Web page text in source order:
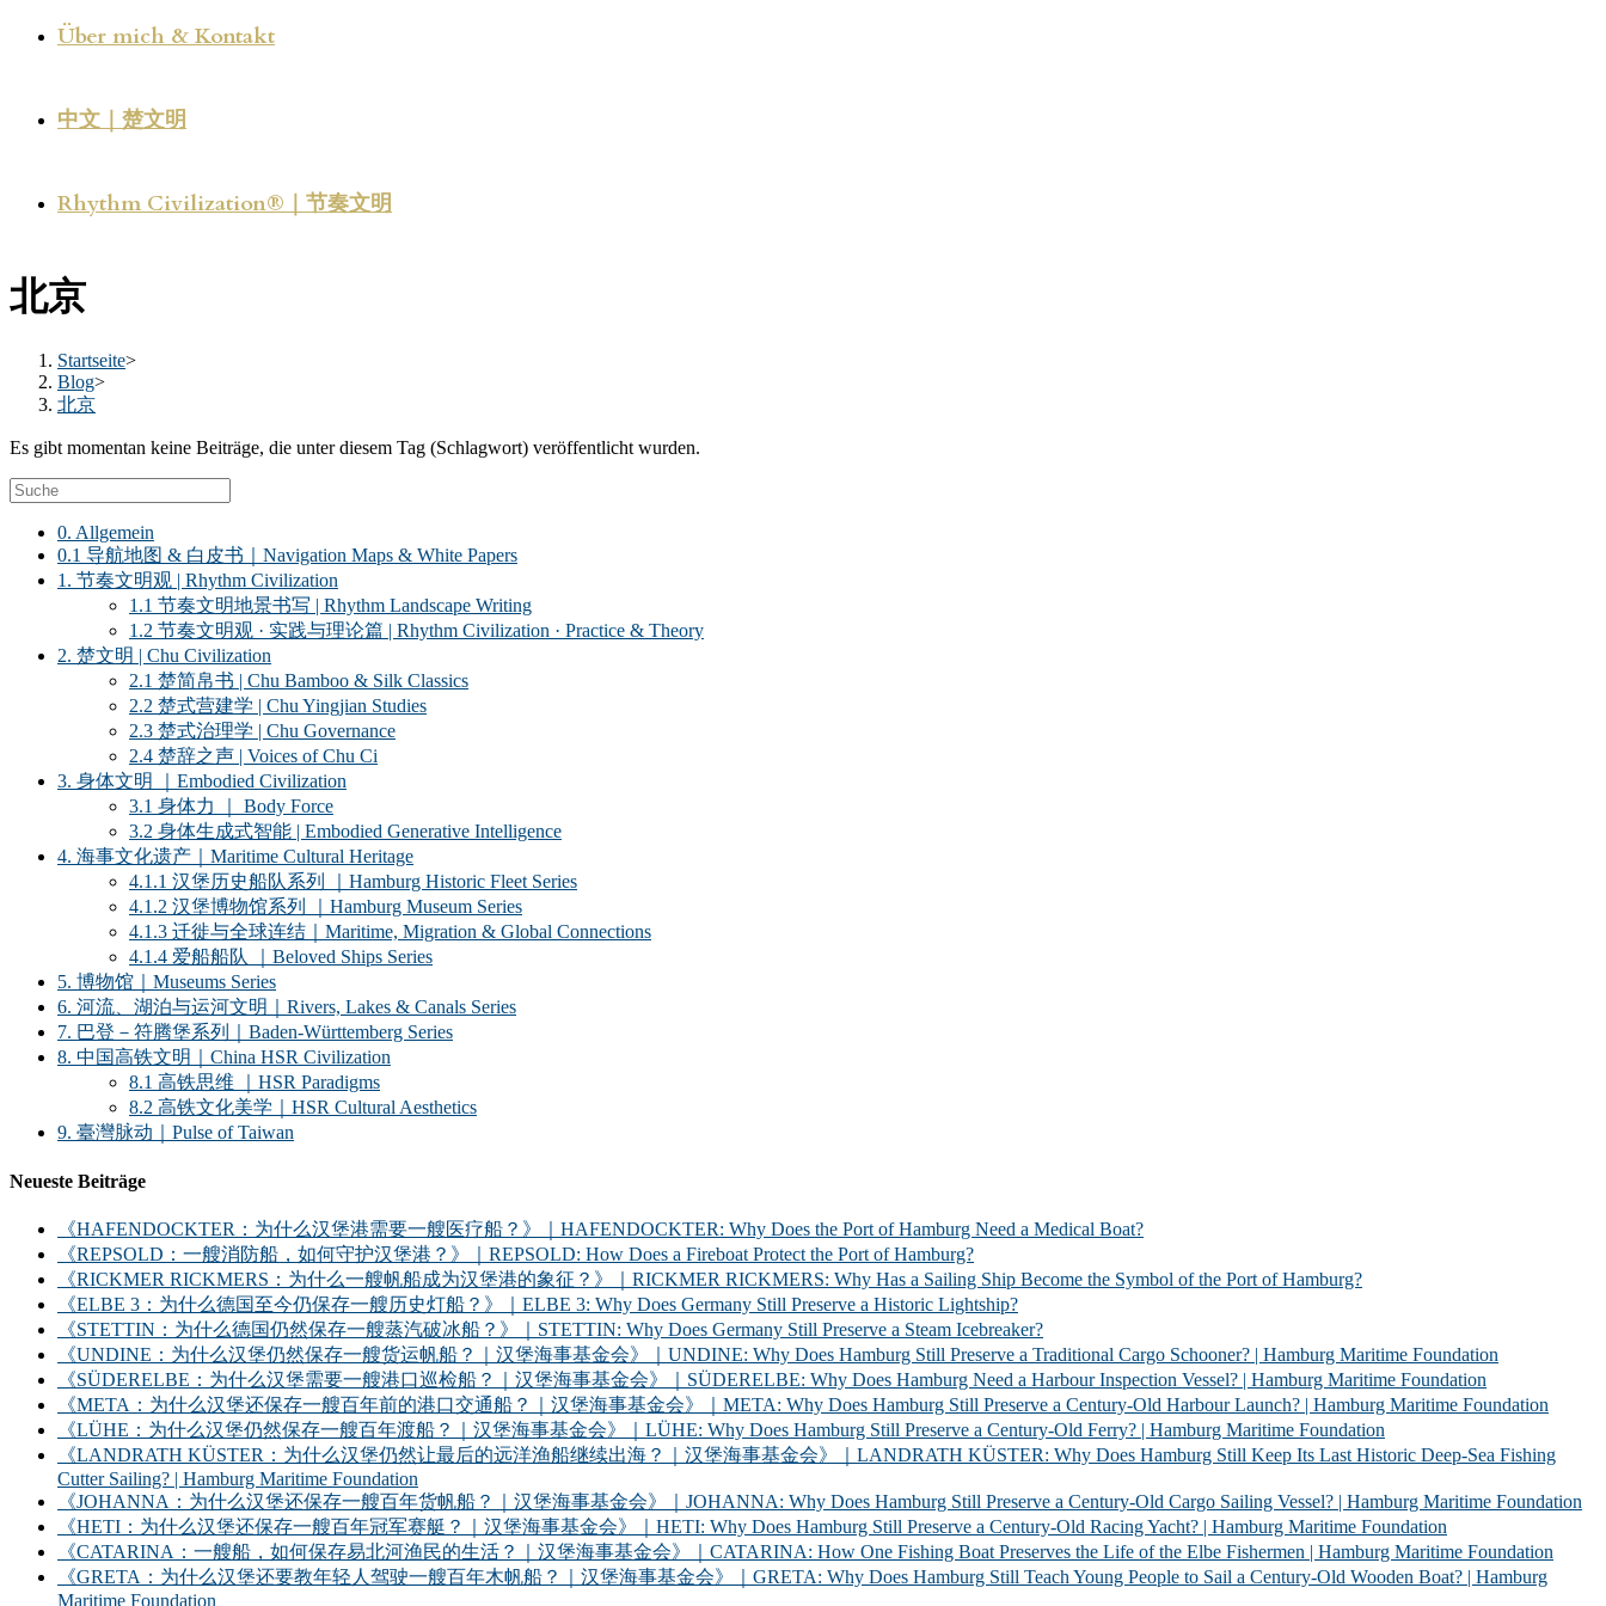
Über mich & Kontakt
中文｜楚文明
Rhythm Civilization®｜节奏文明
北京
Startseite>
Blog>
北京
Es gibt momentan keine Beiträge, die unter diesem Tag (Schlagwort) veröffentlicht wurden.
0. Allgemein
0.1 导航地图 & 白皮书｜Navigation Maps & White Papers
1. 节奏文明观 | Rhythm Civilization
1.1 节奏文明地景书写 | Rhythm Landscape Writing
1.2 节奏文明观 · 实践与理论篇 | Rhythm Civilization · Practice & Theory
2. 楚文明 | Chu Civilization
2.1 楚简帛书 | Chu Bamboo & Silk Classics
2.2 楚式营建学 | Chu Yingjian Studies
2.3 楚式治理学 | Chu Governance
2.4 楚辞之声 | Voices of Chu Ci
3. 身体文明 ｜Embodied Civilization
3.1 身体力 ｜ Body Force
3.2 身体生成式智能 | Embodied Generative Intelligence
4. 海事文化遗产｜Maritime Cultural Heritage
4.1.1 汉堡历史船队系列 ｜Hamburg Historic Fleet Series
4.1.2 汉堡博物馆系列 ｜Hamburg Museum Series
4.1.3 迁徙与全球连结｜Maritime, Migration & Global Connections
4.1.4 爱船船队 ｜Beloved Ships Series
5. 博物馆｜Museums Series
6. 河流、湖泊与运河文明｜Rivers, Lakes & Canals Series
7. 巴登－符腾堡系列｜Baden-Württemberg Series
8. 中国高铁文明｜China HSR Civilization
8.1 高铁思维 ｜HSR Paradigms
8.2 高铁文化美学｜HSR Cultural Aesthetics
9. 臺灣脉动｜Pulse of Taiwan
Neueste Beiträge
《HAFENDOCKTER：为什么汉堡港需要一艘医疗船？》｜HAFENDOCKTER: Why Does the Port of Hamburg Need a Medical Boat?
《REPSOLD：一艘消防船，如何守护汉堡港？》｜REPSOLD: How Does a Fireboat Protect the Port of Hamburg?
《RICKMER RICKMERS：为什么一艘帆船成为汉堡港的象征？》｜RICKMER RICKMERS: Why Has a Sailing Ship Become the Symbol of the Port of Hamburg?
《ELBE 3：为什么德国至今仍保存一艘历史灯船？》｜ELBE 3: Why Does Germany Still Preserve a Historic Lightship?
《STETTIN：为什么德国仍然保存一艘蒸汽破冰船？》｜STETTIN: Why Does Germany Still Preserve a Steam Icebreaker?
《UNDINE：为什么汉堡仍然保存一艘货运帆船？｜汉堡海事基金会》｜UNDINE: Why Does Hamburg Still Preserve a Traditional Cargo Schooner? | Hamburg Maritime Foundation
《SÜDERELBE：为什么汉堡需要一艘港口巡检船？｜汉堡海事基金会》｜SÜDERELBE: Why Does Hamburg Need a Harbour Inspection Vessel? | Hamburg Maritime Foundation
《META：为什么汉堡还保存一艘百年前的港口交通船？｜汉堡海事基金会》｜META: Why Does Hamburg Still Preserve a Century-Old Harbour Launch? | Hamburg Maritime Foundation
《LÜHE：为什么汉堡仍然保存一艘百年渡船？｜汉堡海事基金会》｜LÜHE: Why Does Hamburg Still Preserve a Century-Old Ferry? | Hamburg Maritime Foundation
《LANDRATH KÜSTER：为什么汉堡仍然让最后的远洋渔船继续出海？｜汉堡海事基金会》｜LANDRATH KÜSTER: Why Does Hamburg Still Keep Its Last Historic Deep-Sea Fishing
Cutter Sailing? | Hamburg Maritime Foundation
《JOHANNA：为什么汉堡还保存一艘百年货帆船？｜汉堡海事基金会》｜JOHANNA: Why Does Hamburg Still Preserve a Century-Old Cargo Sailing Vessel? | Hamburg Maritime Foundation
《HETI：为什么汉堡还保存一艘百年冠军赛艇？｜汉堡海事基金会》｜HETI: Why Does Hamburg Still Preserve a Century-Old Racing Yacht? | Hamburg Maritime Foundation
《CATARINA：一艘船，如何保存易北河渔民的生活？｜汉堡海事基金会》｜CATARINA: How One Fishing Boat Preserves the Life of the Elbe Fishermen | Hamburg Maritime Foundation
《GRETA：为什么汉堡还要教年轻人驾驶一艘百年木帆船？｜汉堡海事基金会》｜GRETA: Why Does Hamburg Still Teach Young People to Sail a Century-Old Wooden Boat? | Hamburg
Maritime Foundation